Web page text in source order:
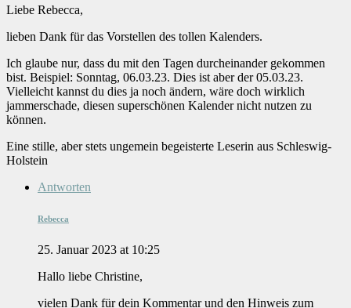
Liebe Rebecca,
lieben Dank für das Vorstellen des tollen Kalenders.
Ich glaube nur, dass du mit den Tagen durcheinander gekommen
bist. Beispiel: Sonntag, 06.03.23. Dies ist aber der 05.03.23.
Vielleicht kannst du dies ja noch ändern, wäre doch wirklich
jammerschade, diesen superschönen Kalender nicht nutzen zu
können.
Eine stille, aber stets ungemein begeisterte Leserin aus Schleswig-
Holstein
Antworten
Rebecca
25. Januar 2023 at 10:25
Hallo liebe Christine,
vielen Dank für dein Kommentar und den Hinweis zum